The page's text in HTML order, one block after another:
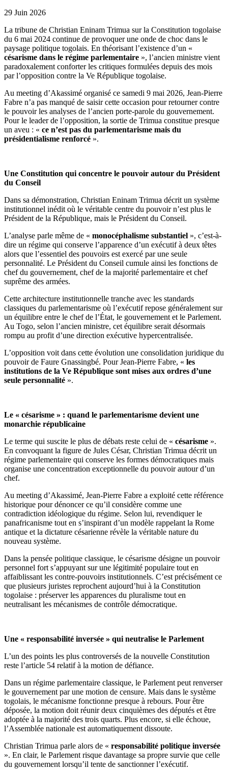
29 Juin 2026
La tribune de Christian Eninam Trimua sur la Constitution togolaise
du 6 mai 2024 continue de provoquer une onde de choc dans le
paysage politique togolais. En théorisant l’existence d’un «
césarisme dans le régime parlementaire », l’ancien ministre vient
paradoxalement conforter les critiques formulées depuis des mois
par l’opposition contre la Ve République togolaise.
Au meeting d’Akassimé organisé ce samedi 9 mai 2026, Jean-Pierre
Fabre n’a pas manqué de saisir cette occasion pour retourner contre
le pouvoir les analyses de l’ancien porte-parole du gouvernement.
Pour le leader de l’opposition, la sortie de Trimua constitue presque
un aveu : « ce n’est pas du parlementarisme mais du
présidentialisme renforcé ».
Une Constitution qui concentre le pouvoir autour du Président
du Conseil
Dans sa démonstration, Christian Eninam Trimua décrit un système
institutionnel inédit où le véritable centre du pouvoir n’est plus le
Président de la République, mais le Président du Conseil.
L’analyse parle même de « monocéphalisme substantiel », c’est-à-
dire un régime qui conserve l’apparence d’un exécutif à deux têtes
alors que l’essentiel des pouvoirs est exercé par une seule
personnalité. Le Président du Conseil cumule ainsi les fonctions de
chef du gouvernement, chef de la majorité parlementaire et chef
suprême des armées.
Cette architecture institutionnelle tranche avec les standards
classiques du parlementarisme où l’exécutif repose généralement sur
un équilibre entre le chef de l’État, le gouvernement et le Parlement.
Au Togo, selon l’ancien ministre, cet équilibre serait désormais
rompu au profit d’une direction exécutive hypercentralisée.
L’opposition voit dans cette évolution une consolidation juridique du
pouvoir de Faure Gnassingbé. Pour Jean-Pierre Fabre, « les
institutions de la Ve République sont mises aux ordres d’une
seule personnalité ».
Le « césarisme » : quand le parlementarisme devient une
monarchie républicaine
Le terme qui suscite le plus de débats reste celui de « césarisme ».
En convoquant la figure de Jules César, Christian Trimua décrit un
régime parlementaire qui conserve les formes démocratiques mais
organise une concentration exceptionnelle du pouvoir autour d’un
chef.
Au meeting d’Akassimé, Jean-Pierre Fabre a exploité cette référence
historique pour dénoncer ce qu’il considère comme une
contradiction idéologique du régime. Selon lui, revendiquer le
panafricanisme tout en s’inspirant d’un modèle rappelant la Rome
antique et la dictature césarienne révèle la véritable nature du
nouveau système.
Dans la pensée politique classique, le césarisme désigne un pouvoir
personnel fort s’appuyant sur une légitimité populaire tout en
affaiblissant les contre-pouvoirs institutionnels. C’est précisément ce
que plusieurs juristes reprochent aujourd’hui à la Constitution
togolaise : préserver les apparences du pluralisme tout en
neutralisant les mécanismes de contrôle démocratique.
Une « responsabilité inversée » qui neutralise le Parlement
L’un des points les plus controversés de la nouvelle Constitution
reste l’article 54 relatif à la motion de défiance.
Dans un régime parlementaire classique, le Parlement peut renverser
le gouvernement par une motion de censure. Mais dans le système
togolais, le mécanisme fonctionne presque à rebours. Pour être
déposée, la motion doit réunir deux cinquièmes des députés et être
adoptée à la majorité des trois quarts. Plus encore, si elle échoue,
l’Assemblée nationale est automatiquement dissoute.
Christian Trimua parle alors de « responsabilité politique inversée
». En clair, le Parlement risque davantage sa propre survie que celle
du gouvernement lorsqu’il tente de sanctionner l’exécutif.